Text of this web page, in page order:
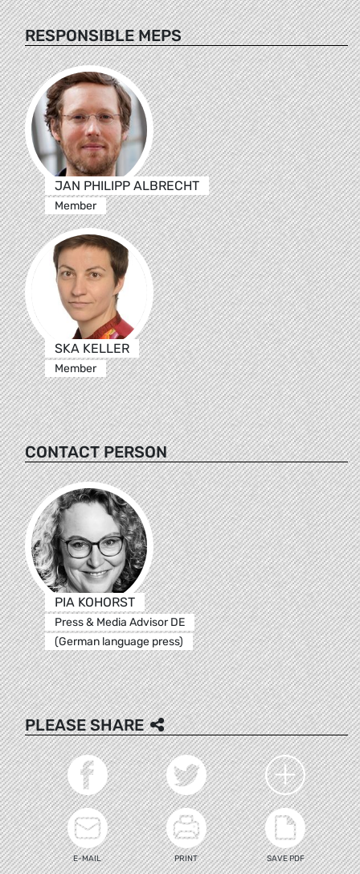
RESPONSIBLE MEPS
JAN PHILIPP ALBRECHT
Member
SKA KELLER
Member
CONTACT PERSON
PIA KOHORST
Press & Media Advisor DE
(German language press)
PLEASE SHARE
E-MAIL PRINT SAVE PDF